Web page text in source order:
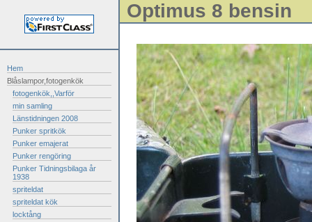
Hem
Blåslampor,fotogenkök
fotogenkök,,Varför
min samling
Länstidningen 2008
Punker spritkök
Punker emajerat
Punker rengöring
Punker Tidningsbilaga år
1938
spriteldat
spriteldat kök
locktång
Optimus 8 bensin